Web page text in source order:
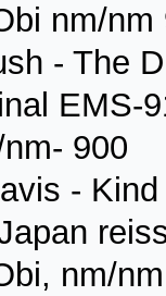
nm/nm
- The
EMS-
900
-
nm/